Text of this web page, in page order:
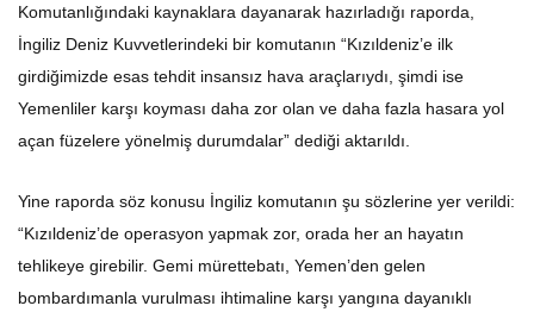
Komutanlığındaki kaynaklara dayanarak hazırladığı raporda,
İngiliz Deniz Kuvvetlerindeki bir komutanın “Kızıldeniz’e ilk
girdiğimizde esas tehdit insansız hava araçlarıydı, şimdi ise
Yemenliler karşı koyması daha zor olan ve daha fazla hasara yol
açan füzelere yönelmiş durumdalar” dediği aktarıldı.
Yine raporda söz konusu İngiliz komutanın şu sözlerine yer verildi:
“Kızıldeniz’de operasyon yapmak zor, orada her an hayatın
tehlikeye girebilir. Gemi mürettebatı, Yemen’den gelen
bombardımanla vurulması ihtimaline karşı yangına dayanıklı